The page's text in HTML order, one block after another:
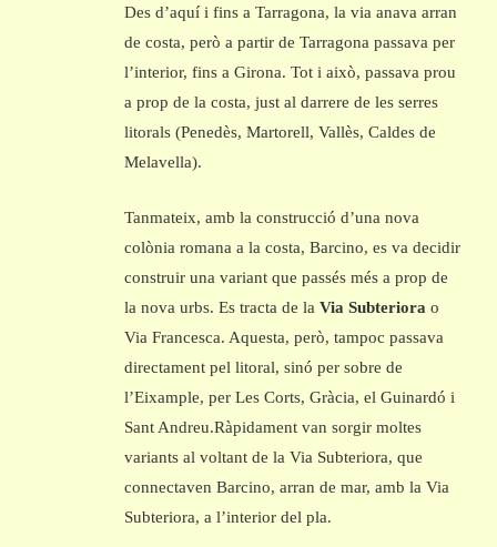
Des d’aquí i fins a Tarragona, la via anava arran
de costa, però a partir de Tarragona passava per
l’interior, fins a Girona. Tot i això, passava prou
a prop de la costa, just al darrere de les serres
litorals (Penedès, Martorell, Vallès, Caldes de
Melavella).
Tanmateix, amb la construcció d’una nova
colònia romana a la costa, Barcino, es va decidir
construir una variant que passés més a prop de
la nova urbs. Es tracta de la Via Subteriora o
Via Francesca. Aquesta, però, tampoc passava
directament pel litoral, sinó per sobre de
l’Eixample, per Les Corts, Gràcia, el Guinardó i
Sant Andreu.Ràpidament van sorgir moltes
variants al voltant de la Via Subteriora, que
connectaven Barcino, arran de mar, amb la Via
Subteriora, a l’interior del pla.